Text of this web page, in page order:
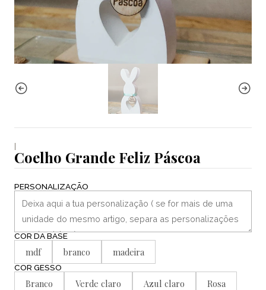
|
Coelho Grande Feliz Páscoa
PERSONALIZAÇÃO
COR DA BASE
mdf branco madeira
COR GESSO
Branco Verde claro Azul claro
Rosa